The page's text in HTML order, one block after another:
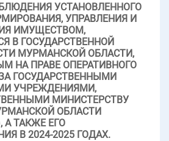
УСТАНОВЛЕННОГО
УПРАВЛЕНИЯ И
ИМУЩЕСТВОМ,
В ГОСУДАРСТВЕННОЙ
МУРМАНСКОЙ ОБЛАСТИ,
НА ПРАВЕ ОПЕРАТИВНОГО
ГОСУДАРСТВЕННЫМИ
УЧРЕЖДЕНИЯМИ,
МИНИСТЕРСТВУ
ОБЛАСТИ
А ТАКЖЕ ЕГО
В 2024-2025 ГОДАХ.